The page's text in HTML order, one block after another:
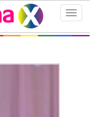
Toggle